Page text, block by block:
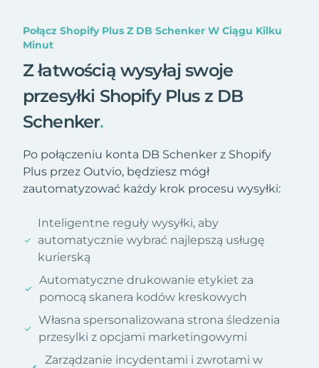
Połącz Shopify Plus Z DB Schenker W Ciągu Kilku
Minut
Z łatwością wysyłaj swoje
przesyłki Shopify Plus z DB
Schenker.
Po połączeniu konta DB Schenker z Shopify
Plus przez Outvio, będziesz mógł
zautomatyzować każdy krok procesu wysyłki:
Inteligentne reguły wysyłki, aby
automatycznie wybrać najlepszą usługę
kurierską
Automatyczne drukowanie etykiet za
pomocą skanera kodów kreskowych
Własna spersonalizowana strona śledzenia
przesylki z opcjami marketingowymi
Zarządzanie incydentami i zwrotami w